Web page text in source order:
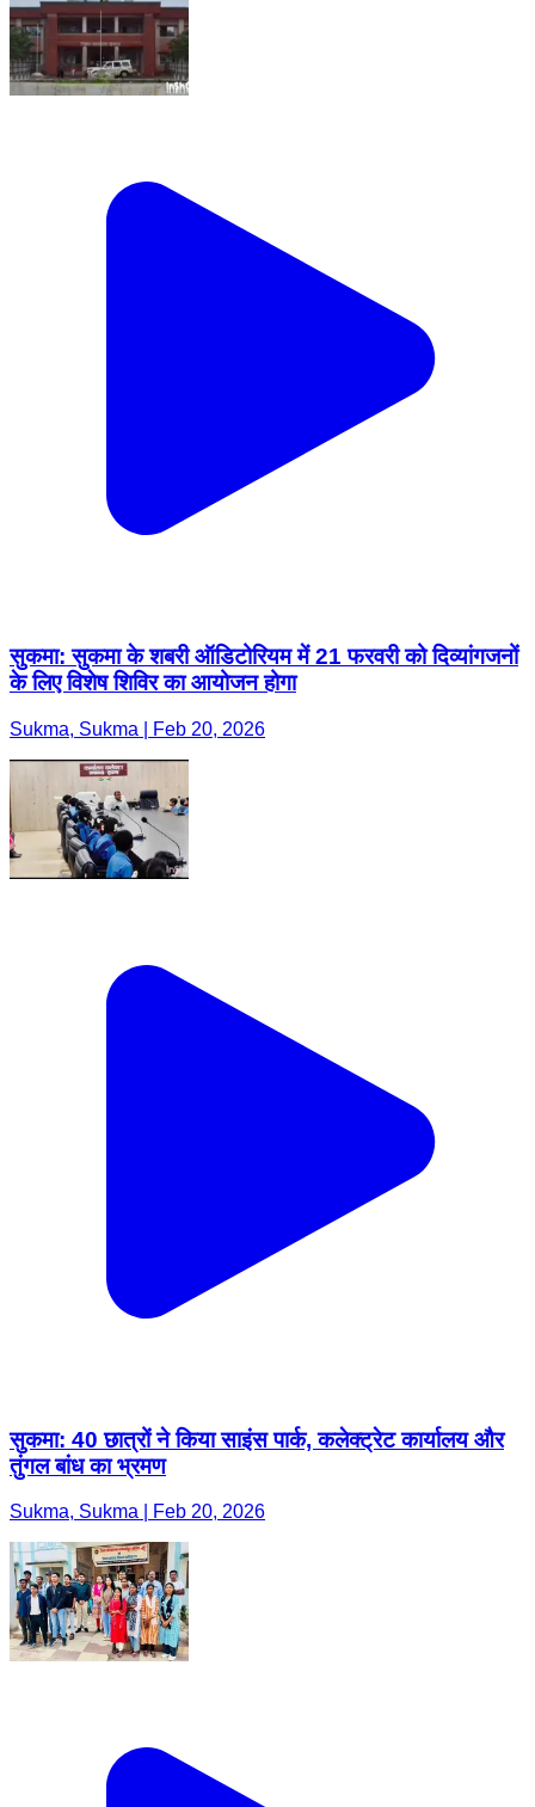
सुकमा: सुकमा के शबरी ऑडिटोरियम में 21 फरवरी को दिव्यांगजनों
के लिए विशेष शिविर का आयोजन होगा
Sukma, Sukma | Feb 20, 2026
सुकमा: 40 छात्रों ने किया साइंस पार्क, कलेक्ट्रेट कार्यालय और
तुंगल बांध का भ्रमण
Sukma, Sukma | Feb 20, 2026